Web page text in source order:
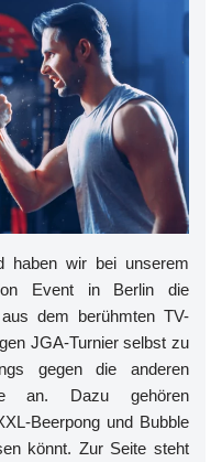
haben wir bei unserem
Event in Berlin die
dem berühmten TV-
JGA-Turnier selbst zu
gegen die anderen
an. Dazu gehören
Beerpong und Bubble
könnt. Zur Seite steht